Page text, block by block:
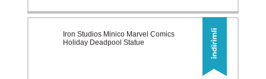
Iron Studios Minico Marvel Comics
Holiday Deadpool Statue